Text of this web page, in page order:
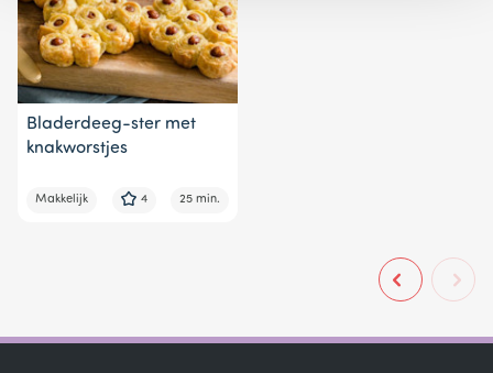
Bladerdeeg-ster met
knakworstjes
Makkelijk 4 25 min.